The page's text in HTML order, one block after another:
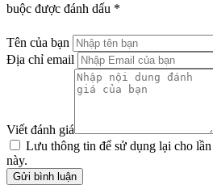
buộc được đánh dấu *
Tên của bạn
Địa chỉ email
Viết đánh giá
Lưu thông tin để sử dụng lại cho
này.
Gửi bình luận